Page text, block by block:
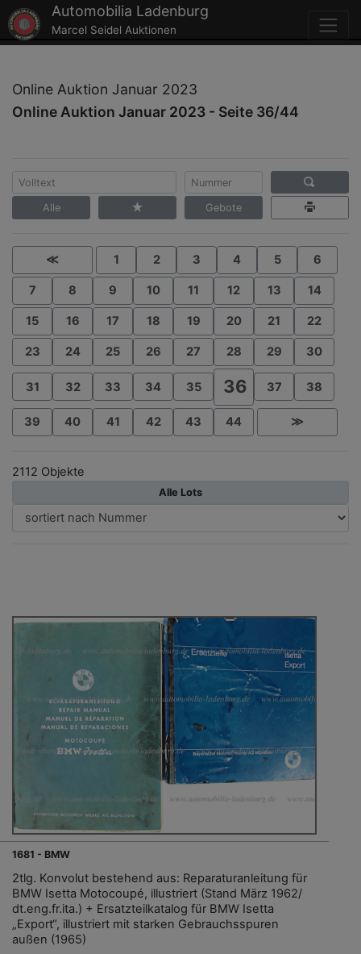
Automobilia Ladenburg
Marcel Seidel Auktionen
Online Auktion Januar 2023
Online Auktion Januar 2023 - Seite 36/44
Alle Gebote
≪ 1 2 3 4 5 6
7 8 9 10 11 12 13 14
15 16 17 18 19 20 21 22
23 24 25 26 27 28 29 30
31 32 33 34 35 36 37 38
39 40 41 42 43 44 ≫
2112 Objekte
Alle Lots
1681 - BMW
2tlg. Konvolut bestehend aus: Reparaturanleitung für
BMW Isetta Motocoupé, illustriert (Stand März 1962/
dt.eng.fr.ita.) + Ersatzteilkatalog für BMW Isetta
„Export“, illustriert mit starken Gebrauchsspuren
außen (1965)